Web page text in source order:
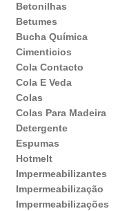
Betonilhas
Betumes
Bucha Química
Cimenticios
Cola Contacto
Cola E Veda
Colas
Colas Para Madeira
Detergente
Espumas
Hotmelt
Impermeabilizantes
Impermeabilização
Impermeabilizações